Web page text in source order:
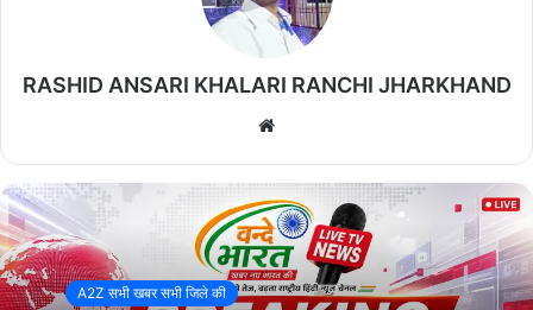
ड्रोन निगरानी से सीआईएसएफ की बड़ी कार्रवाई, 2.070 टन अवैध कोयला
खलारी।अवैध कोयला चोरी एवं तस्करी के खिलाफ चलाए जा रहे विशेष अभियान
के तहत सीआईएसएफ यूनिट सीसीएल एनके एवं पिपरवार ने गुरुवार को बड़ी
कार्रवाई करते हुए 2.070 टन अवैध कोयला बरामद किया। यह कार्रवाई ड्रोन
निगरानी एवं आसूचना बल की सटीक सूचना के आधार पर की गई।
RASHID ANSARI KHALARI RANCHI JHARKHAND
te
A2Z सभी खबर सभी जिले की